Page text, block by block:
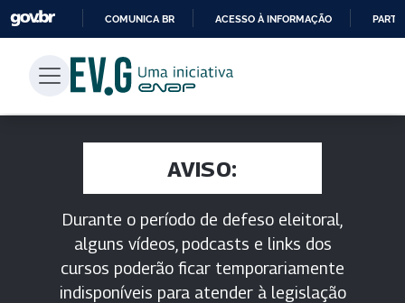
PARA
CONTEÚDO
COMUNICA BR ACESSO À INFORMAÇÃO
AVISO:
Durante o período de defeso eleitoral,
alguns vídeos, podcasts e links dos
cursos poderão ficar temporariamente
indisponíveis para atender à legislação